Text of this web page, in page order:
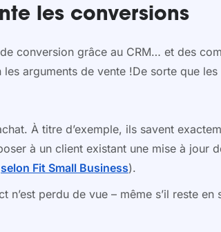
les conversions
conversion grâce au CRM… et des
arguments de vente !De sorte que les
À titre d’exemple, ils savent
à un client existant une mise à jour
selon Fit Small Business).
perdu de vue – même s’il reste en